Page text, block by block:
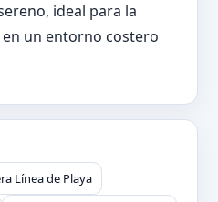
ideal para la
un entorno costero
Línea de Playa